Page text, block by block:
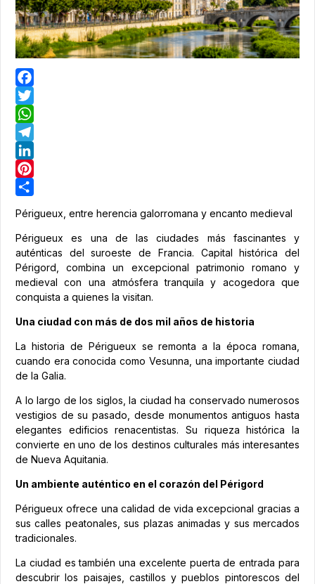
Facebook
Twitter
WhatsApp
Telegram
LinkedIn
Pinterest
Périgueux, entre herencia galorromana y encanto medieval
Périgueux es una de las ciudades más fascinantes y
auténticas del suroeste de Francia. Capital histórica del
Périgord, combina un excepcional patrimonio romano y
medieval con una atmósfera tranquila y acogedora que
conquista a quienes la visitan.
Una ciudad con más de dos mil años de historia
La historia de Périgueux se remonta a la época romana,
cuando era conocida como Vesunna, una importante ciudad
de la Galia.
A lo largo de los siglos, la ciudad ha conservado numerosos
vestigios de su pasado, desde monumentos antiguos hasta
elegantes edificios renacentistas. Su riqueza histórica la
convierte en uno de los destinos culturales más interesantes
de Nueva Aquitania.
Un ambiente auténtico en el corazón del Périgord
Périgueux ofrece una calidad de vida excepcional gracias a
sus calles peatonales, sus plazas animadas y sus mercados
tradicionales.
La ciudad es también una excelente puerta de entrada para
descubrir los paisajes, castillos y pueblos pintorescos del